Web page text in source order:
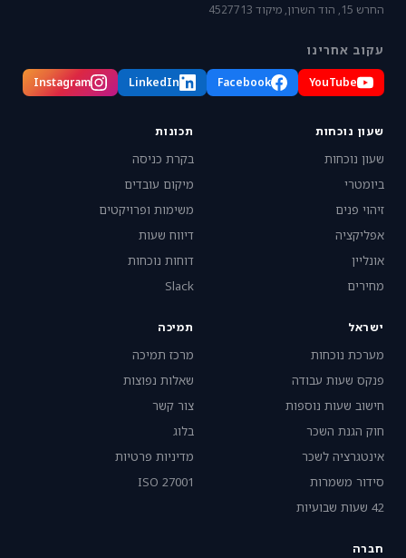
החרש 15, הוד השרון, מיקוד 4527713
עקוב אחרינו
YouTube
Facebook
LinkedIn
Instagram
שעון נוכחות
שעון נוכחות
ביומטרי
זיהוי פנים
אפליקציה
אונליין
מחירים
תכונות
בקרת כניסה
מיקום עובדים
משימות ופרויקטים
דיווח שעות
דוחות נוכחות
Slack
ישראל
מערכת נוכחות
פנקס שעות עבודה
חישוב שעות נוספות
חוק הגנת השכר
אינטגרציה לשכר
סידור משמרות
42 שעות שבועיות
תמיכה
מרכז תמיכה
שאלות נפוצות
צור קשר
בלוג
מדיניות פרטיות
ISO 27001
חברה